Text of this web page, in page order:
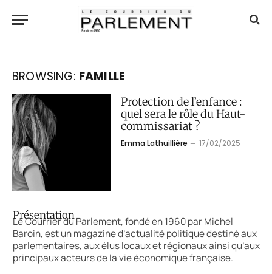
BROWSING: FAMILLE
Protection de l’enfance :
quel sera le rôle du Haut-
commissariat ?
Emma Lathuillière 17/02/2025
Présentation
Le Courrier du Parlement, fondé en 1960 par Michel
Baroin, est un magazine d’actualité politique destiné aux
parlementaires, aux élus locaux et régionaux ainsi qu’aux
principaux acteurs de la vie économique française.